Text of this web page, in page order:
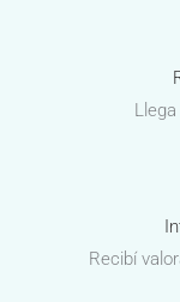
Recibí